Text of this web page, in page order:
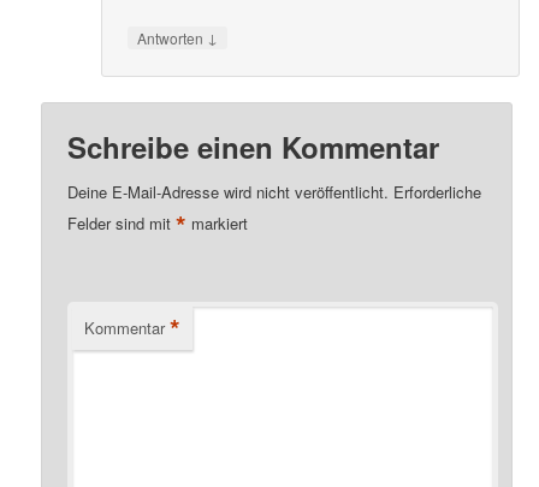
Antworten ↓
Schreibe einen Kommentar
Deine E-Mail-Adresse wird nicht veröffentlicht. Erforderliche
Felder sind mit* markiert
Kommentar *